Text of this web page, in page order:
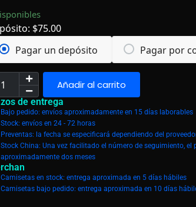
$75.00
Pagar por
Pagar un depósito
Añadir al carrito
de entrega
Bajo pedido: envíos aproximadamente en 15 días laborables
Stock: envíos en 24 - 72 horas
Preventas: la fecha se especificará dependiendo del
Stock China: Una vez facilitado el número de seguimiento, el
aproximadamente dos meses
Camisetas en stock: entrega aproximada en 5 días hábiles
Camisetas bajo pedido: entrega aproximada en 10 días